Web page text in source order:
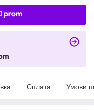
Оплата Умови